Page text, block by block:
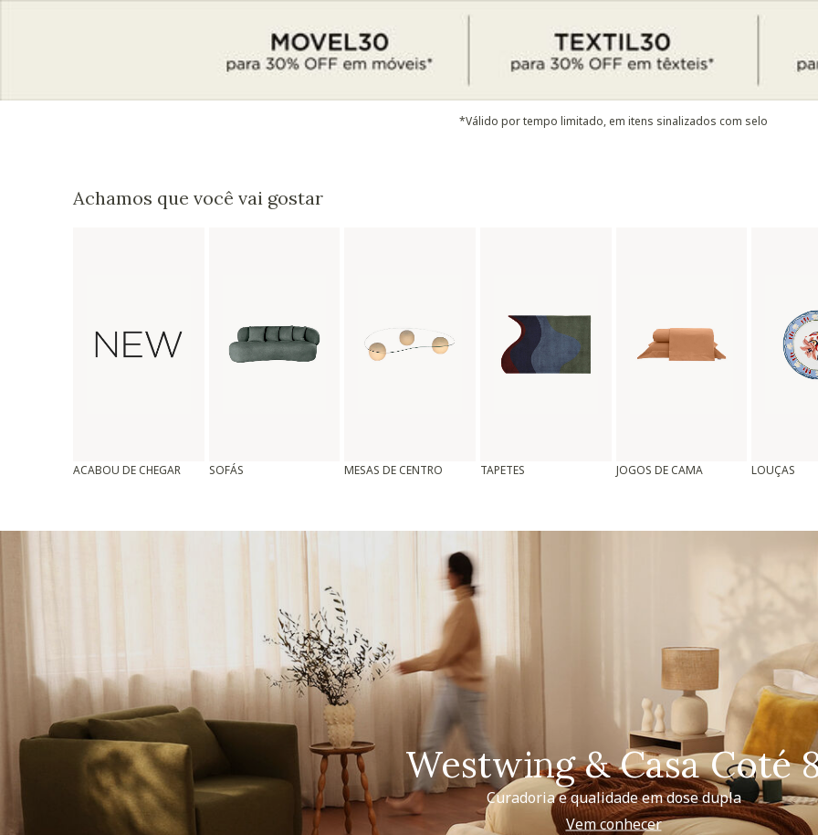
*Válido por tempo limitado, em itens sinalizados com selo
Achamos que você vai gostar
ACABOU DE CHEGAR SOFÁS MESAS DE CENTRO TAPETES JOGOS DE CAMA LOUÇAS
Westwing & Casa Coté
Curadoria e qualidade em dose dupla
Vem conhecer